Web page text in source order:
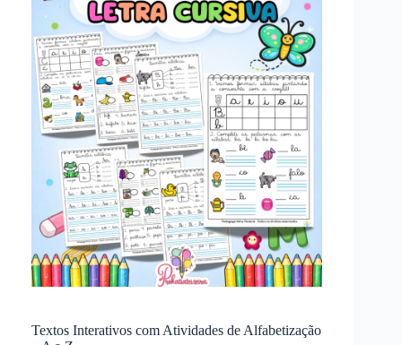
Textos Interativos com Atividades de Alfabetização